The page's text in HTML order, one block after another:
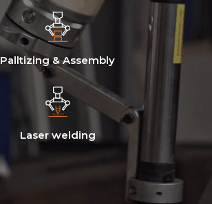
Palltizing & Assembly
Laser welding